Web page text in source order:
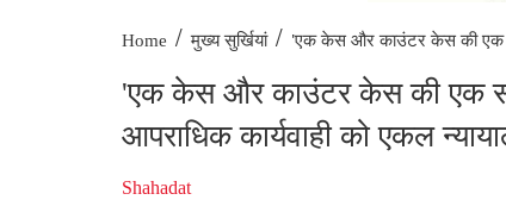
Home / मुख्य सुर्खियां / 'एक केस और काउंटर केस की एक
'एक केस और काउंटर केस की एक साथ
आपराधिक कार्यवाही को एकल
Shahadat